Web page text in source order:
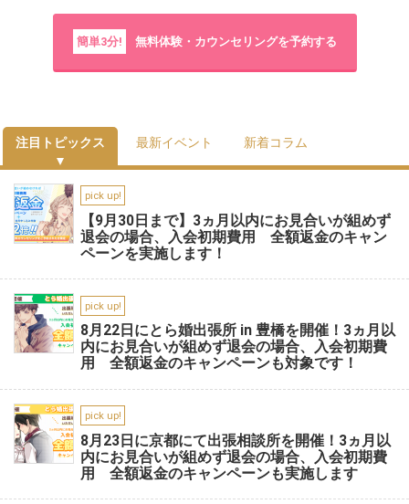
簡単3分! 無料体験・カウンセリングを予約する
注目トピックス 最新イベント 新着コラム
pick up!
【9月30日まで】3ヵ月以内にお見合いが組めず
退会の場合、入会初期費用 全額返金のキャン
ペーンを実施します！
pick up!
8月22日にとら婚出張所 in 豊橋を開催！3ヵ月以
内にお見合いが組めず退会の場合、入会初期費
用 全額返金のキャンペーンも対象です！
pick up!
8月23日に京都にて出張相談所を開催！3ヵ月以
内にお見合いが組めず退会の場合、入会初期費
用 全額返金のキャンペーンも実施します